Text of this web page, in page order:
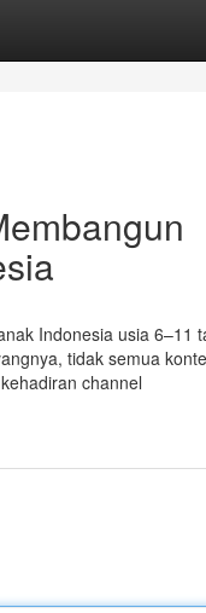
Indonesia usia 6–11
tidak semua
channel